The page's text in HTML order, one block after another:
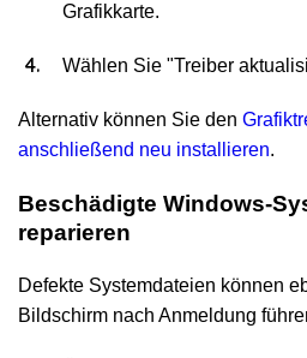
Grafikkarte.
Wählen Sie "Treiber
Alternativ können Sie den
anschließend neu installieren.
Beschädigte Windows-
reparieren
Defekte Systemdateien können
Bildschirm nach Anmeldung